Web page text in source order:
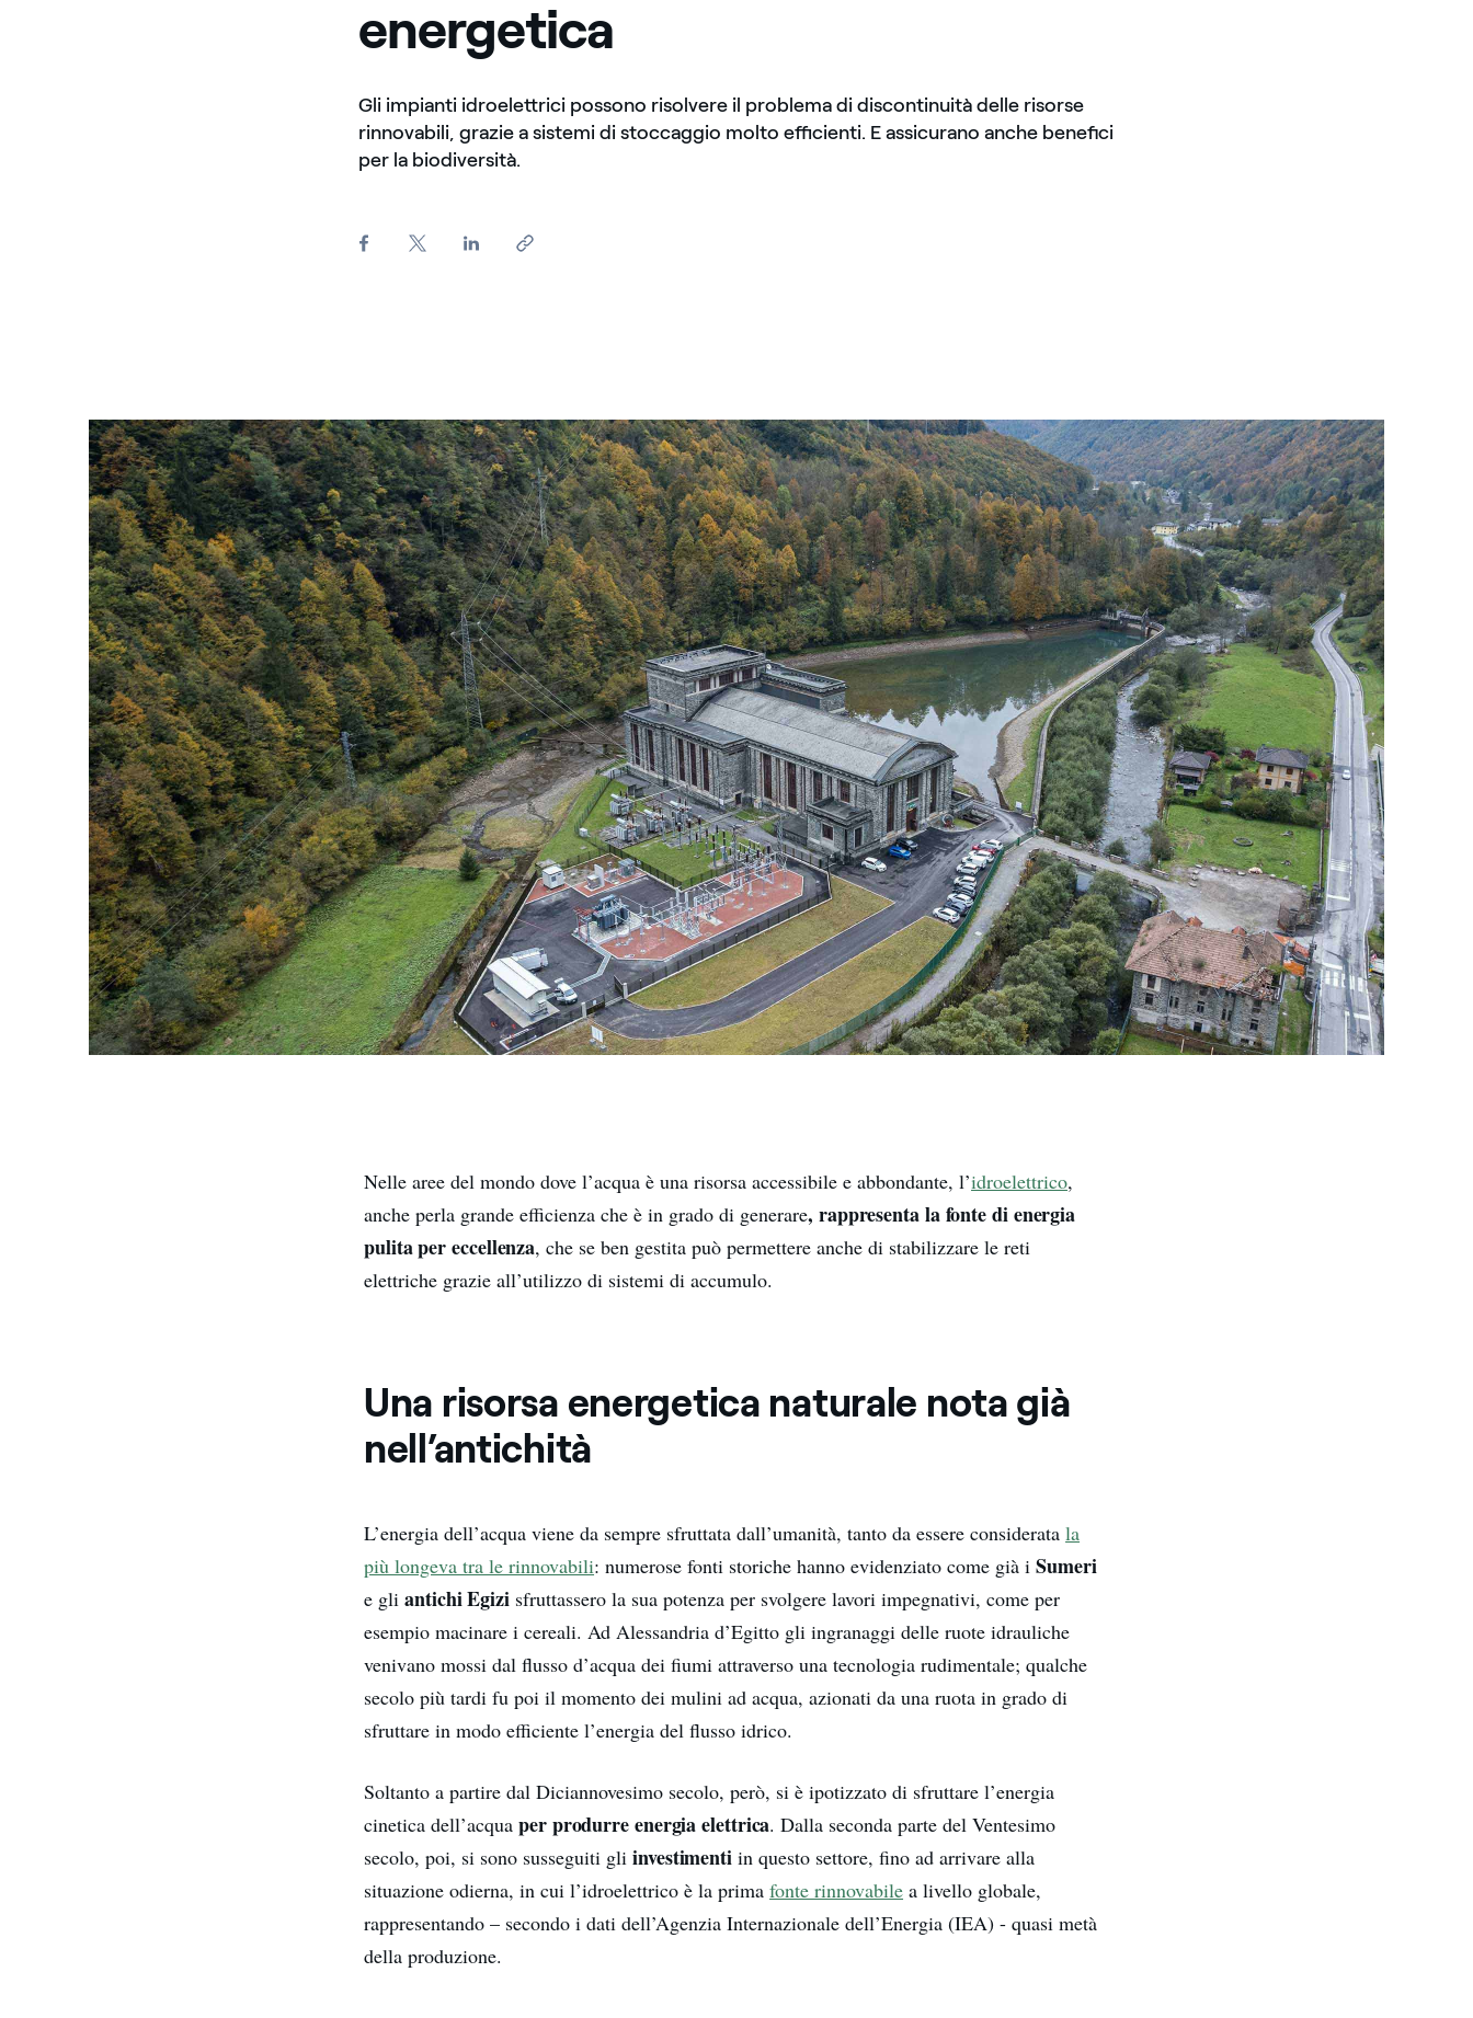
energetica
Gli impianti idroelettrici possono risolvere il problema di discontinuità delle risorse
rinnovabili, grazie a sistemi di stoccaggio molto efficienti. E assicurano anche benefici
per la biodiversità.
Nelle aree del mondo dove l’acqua è una risorsa accessibile e abbondante, l’idroelettrico,
anche perla grande efficienza che è in grado di generare, rappresenta la fonte di energia
pulita per eccellenza, che se ben gestita può permettere anche di stabilizzare le reti
elettriche grazie all’utilizzo di sistemi di accumulo.
Una risorsa energetica naturale nota già
nell’antichità
L’energia dell’acqua viene da sempre sfruttata dall’umanità, tanto da essere consideratala
più longeva tra le rinnovabili: numerose fonti storiche hanno evidenziato come già iSumeri
e gliantichi Egizisfruttassero la sua potenza per svolgere lavori impegnativi, come per
esempio macinare i cereali. Ad Alessandria d’Egitto gli ingranaggi delle ruote idrauliche
venivano mossi dal flusso d’acqua dei fiumi attraverso una tecnologia rudimentale; qualche
secolo più tardi fu poi il momento dei mulini ad acqua, azionati da una ruota in grado di
sfruttare in modo efficiente l’energia del flusso idrico.
Soltanto a partire dal Diciannovesimo secolo, però, si è ipotizzato di sfruttare l’energia
cinetica dell’acquaper produrre energia elettrica. Dalla seconda parte del Ventesimo
secolo, poi, si sono susseguiti gliinvestimentiin questo settore, fino ad arrivare alla
situazione odierna, in cui l’idroelettrico è la primafonte rinnovabile a livello globale,
rappresentando – secondo i dati dell’Agenzia Internazionale dell’Energia (IEA) - quasi metà
della produzione.